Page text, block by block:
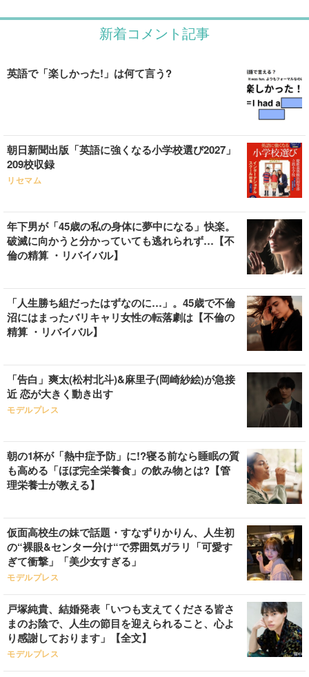
新着コメント記事
英語で「楽しかった!」は何て言う?
朝日新聞出版「英語に強くなる小学校選び2027」
209校収録
リセマム
年下男が「45歳の私の身体に夢中になる」快楽。
破滅に向かうと分かっていても逃れられず…【不
倫の精算 ・リバイバル】
「人生勝ち組だったはずなのに…」。45歳で不倫
沼にはまったバリキャリ女性の転落劇は【不倫の
精算 ・リバイバル】
「告白」爽太(松村北斗)&麻里子(岡崎紗絵)が急接
近 恋が大きく動き出す
モデルプレス
朝の1杯が「熱中症予防」に!?寝る前なら睡眠の質
も高める「ほぼ完全栄養食」の飲み物とは?【管
理栄養士が教える】
仮面高校生の妹で話題・すなずりかりん、人生初
の“裸眼&センター分け“で雰囲気ガラリ「可愛す
ぎて衝撃」「美少女すぎる」
モデルプレス
戸塚純貴、結婚発表「いつも支えてくださる皆さ
まのお陰で、人生の節目を迎えられること、心よ
り感謝しております」【全文】
モデルプレス